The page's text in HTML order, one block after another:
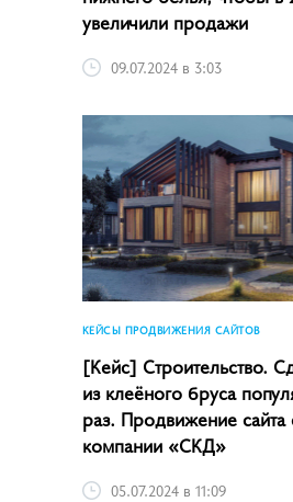
увеличили продажи
09.07.2024 в 3:03
КЕЙСЫ ПРОДВИЖЕНИЯ САЙТОВ
[Кейс] Строительство.
из клеёного бруса
раз. Продвижение сайта
компании «СКД»
05.07.2024 в 11:09